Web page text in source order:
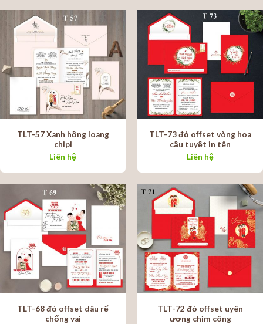
TLT-57 Xanh hồng loang
chipi
Liên hệ
TLT-73 đỏ offset vòng hoa
cầu tuyết in tên
Liên hệ
TLT-68 đỏ offset dâu rể
chống vai
TLT-72 đỏ offset uyên
ương chim công